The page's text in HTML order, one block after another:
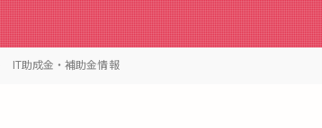
IT助成金・補助金情報